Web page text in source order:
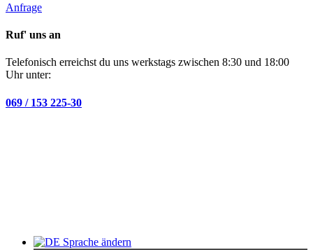
Anfrage
Ruf' uns an
Telefonisch erreichst du uns werkstags zwischen 8:30 und 18:00
Uhr unter:
069 / 153 225-30
Sprache ändern